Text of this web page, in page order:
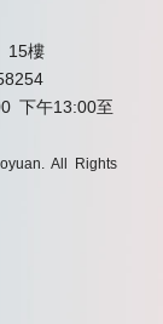
15樓
下午13:00至
All Rights